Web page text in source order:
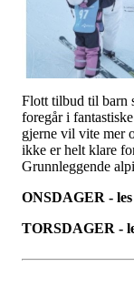
Flott tilbud til barn
foregår i
gjerne vil vite mer
ikke er helt klare
Grunnleggende
ONSDAGER -
TORSDAGER -